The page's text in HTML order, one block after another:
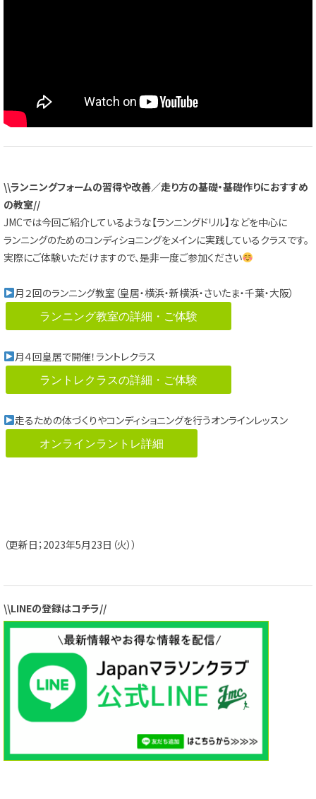
\\ランニングフォームの習得や改善／走り方の基礎・基礎作りにおすすめ
の教室//
JMCでは今回ご紹介しているような【ランニングドリル】などを中心に
ランニングのためのコンディショニングをメインに実践しているクラスです。
実際にご体験いただけますので、是非一度ご参加ください
月２回のランニング教室（皇居・横浜・新横浜・さいたま・千葉・大阪）
ランニング教室の詳細・ご体験
月４回皇居で開催！ラントレクラス
ラントレクラスの詳細・ご体験
走るための体づくりやコンディショニングを行うオンラインレッスン
オンラインラントレ詳細
（更新日；2023年5月23日（火））
\\LINEの登録はコチラ//